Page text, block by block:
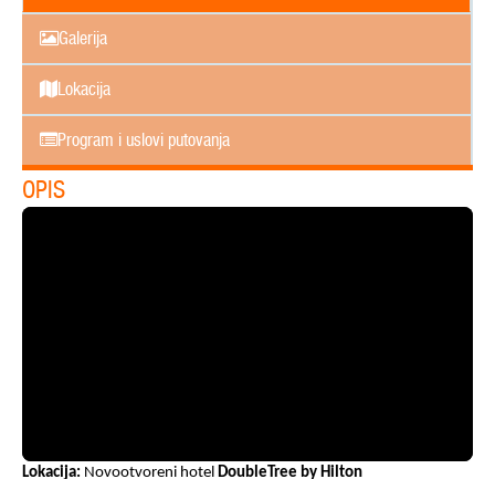
Galerija
Lokacija
Program i uslovi putovanja
OPIS
Lokacija: Novootvoreni hotel DoubleTree by Hilton